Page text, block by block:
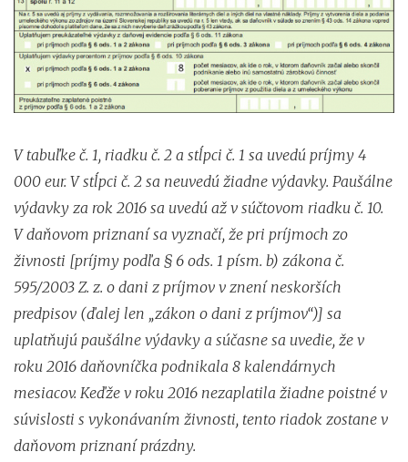
V tabuľke č. 1, riadku č. 2 a stĺpci č. 1 sa uvedú príjmy 4
000 eur. V stĺpci č. 2 sa neuvedú žiadne výdavky. Paušálne
výdavky za rok 2016 sa uvedú až v súčtovom riadku č. 10.
V daňovom priznaní sa vyznačí, že pri príjmoch zo
živnosti [príjmy podľa § 6 ods. 1 písm. b) zákona č.
595/2003 Z. z. o dani z príjmov v znení neskorších
predpisov (ďalej len „zákon o dani z príjmov“)] sa
uplatňujú paušálne výdavky a súčasne sa uvedie, že v
roku 2016 daňovníčka podnikala 8 kalendárnych
mesiacov. Keďže v roku 2016 nezaplatila žiadne poistné v
súvislosti s vykonávaním živnosti, tento riadok zostane v
daňovom priznaní prázdny.